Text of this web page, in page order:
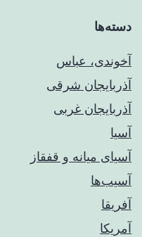
دسته‌ها
آخوندی، عباس
آذربایجان شرقی
آذربایجان غربی
آسیا
آسیای میانه و قفقاز
آسیب‌ها
آفریقا
آمریکا